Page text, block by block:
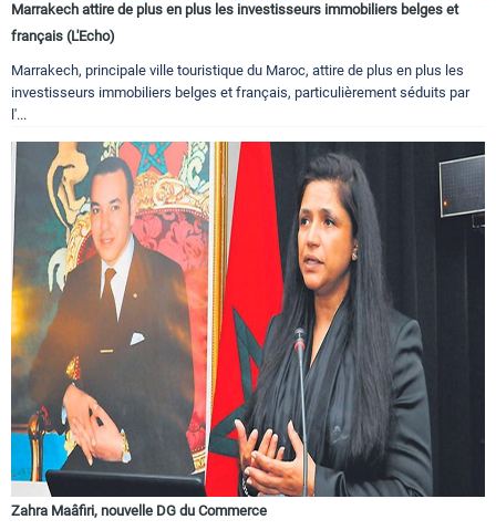
Marrakech attire de plus en plus les investisseurs immobiliers belges et
français (L'Echo)
Marrakech, principale ville touristique du Maroc, attire de plus en plus les
investisseurs immobiliers belges et français, particulièrement séduits par
l'...
Zahra Maâfiri, nouvelle DG du Commerce